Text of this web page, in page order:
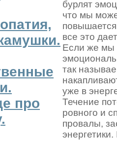
про
бурлят
что мы
все это
Если же мы
так
уже в
Течение
ровного и
провалы,